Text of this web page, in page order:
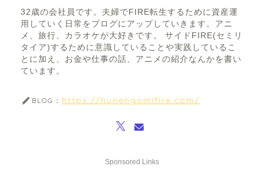
32歳の会社員です。夫婦でFIRE転生するために資産運
用していく日常をブログにアップしていきます。アニ
メ、旅行、カラオケが大好きです。 サイドFIRE(セミリ
タイア)するために意識していることや実践しているこ
とに加え、お金や仕事の話、アニメの紹介なんかを書い
ています。
BLOG： https://hunengomifire.com/
Sponsored Links